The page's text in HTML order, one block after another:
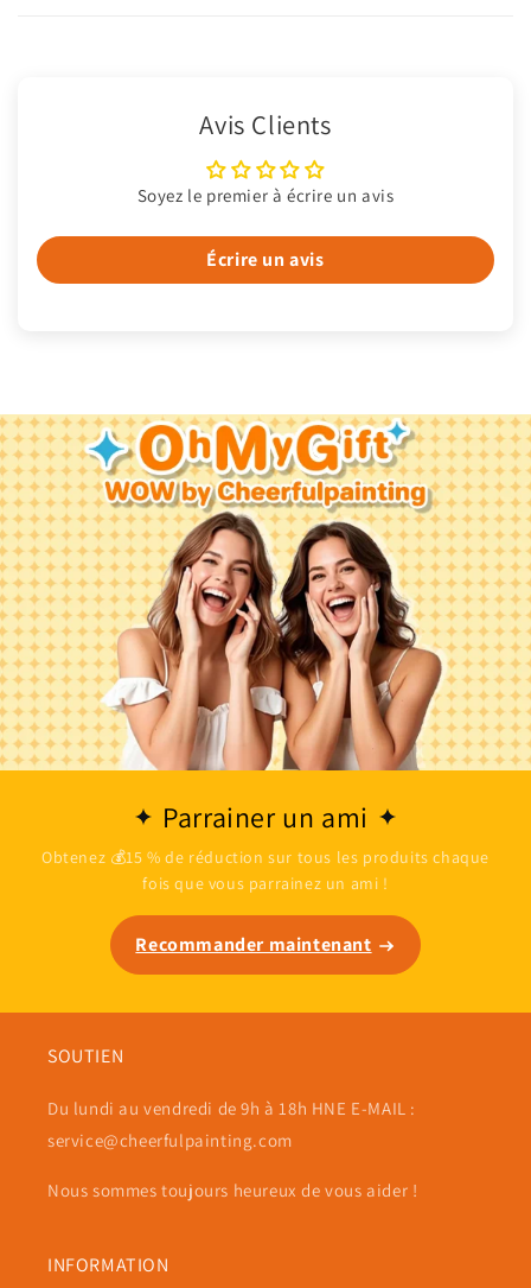
Avis Clients
Soyez le premier à écrire un avis
Écrire un avis
Parrainer un ami
Obtenez 💰15 % de réduction sur tous les produits chaque
fois que vous parrainez un ami !
Recommander maintenant
SOUTIEN
Du lundi au vendredi de 9h à 18h HNE E-MAIL :
service@cheerfulpainting.com
Nous sommes toujours heureux de vous aider !
INFORMATION